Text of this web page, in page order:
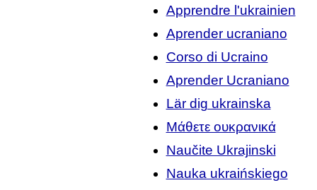
Apprendre l'ukrainien
Aprender ucraniano
Corso di Ucraino
Aprender Ucraniano
Lär dig ukrainska
Μάθετε ουκρανικά
Naučite Ukrajinski
Nauka ukraińskiego